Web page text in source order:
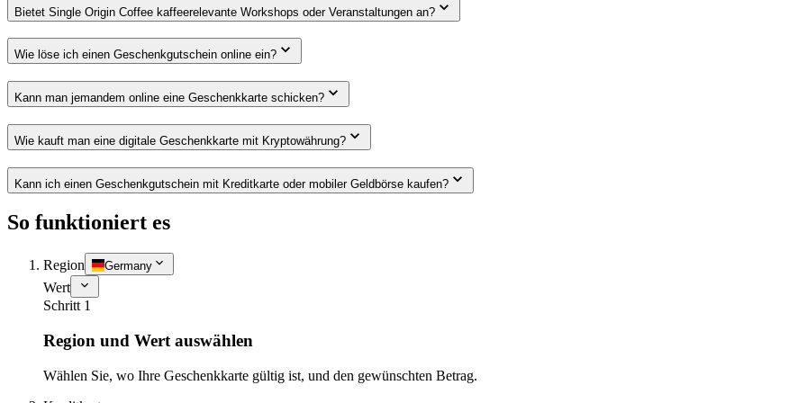
Bietet Single Origin Coffee kaffeerelevante Workshops oder Veranstaltungen an?
Wie löse ich einen Geschenkgutschein online ein?
Kann man jemandem online eine Geschenkkarte schicken?
Wie kauft man eine digitale Geschenkkarte mit Kryptowährung?
Kann ich einen Geschenkgutschein mit Kreditkarte oder mobiler Geldbörse kaufen?
So funktioniert es
Region Germany
Wert
Schritt 1
Region und Wert auswählen
Wählen Sie, wo Ihre Geschenkkarte gültig ist, und den gewünschten Betrag.